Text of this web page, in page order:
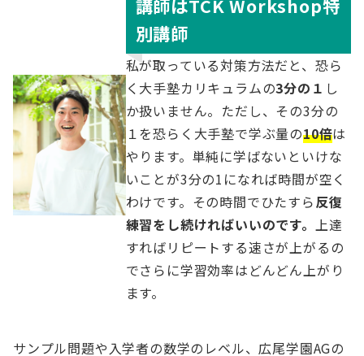
講師はTCK Workshop特
別講師
私が取っている対策方法だと、恐ら
く大手塾カリキュラムの3分の１ し
か扱いません。ただし、その3分の
１を恐らく大手塾で学ぶ量の10倍は
やります。単純に学ばないといけな
いことが3分の1になれば時間が空く
わけです。その時間でひたすら反復
練習をし続ければいいのです。 上達
すればリピートする速さが上がるの
でさらに学習効率はどんどん上がり
ます。
サンプル問題や入学者の数学のレベル、広尾学園AGの